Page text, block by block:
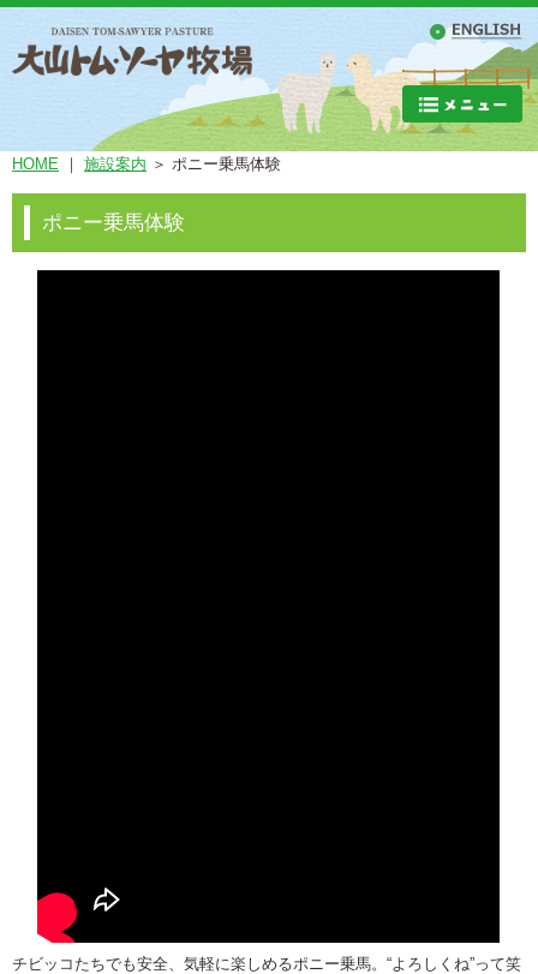
HOME ｜ 施設案内 ＞ ポニー乗馬体験
ポニー乗馬体験
チビッコたちでも安全、気軽に楽しめるポニー乗馬。“よろしくね”って笑